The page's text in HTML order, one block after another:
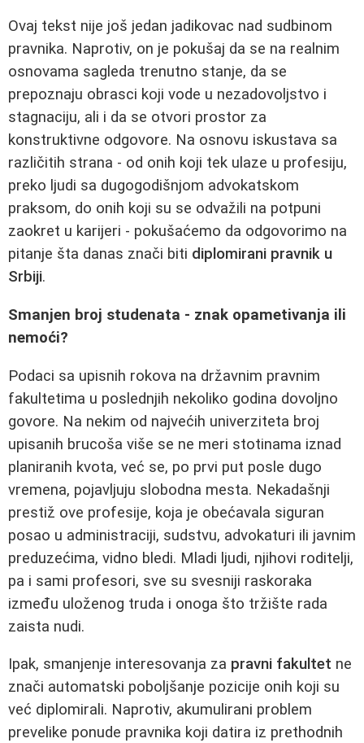
Ovaj tekst nije još jedan jadikovac nad sudbinom
pravnika. Naprotiv, on je pokušaj da se na realnim
osnovama sagleda trenutno stanje, da se
prepoznaju obrasci koji vode u nezadovoljstvo i
stagnaciju, ali i da se otvori prostor za
konstruktivne odgovore. Na osnovu iskustava sa
različitih strana - od onih koji tek ulaze u profesiju,
preko ljudi sa dugogodišnjom advokatskom
praksom, do onih koji su se odvažili na potpuni
zaokret u karijeri - pokušaćemo da odgovorimo na
pitanje šta danas znači biti diplomirani pravnik u
Srbiji.
Smanjen broj studenata - znak opametivanja ili
nemoći?
Podaci sa upisnih rokova na državnim pravnim
fakultetima u poslednjih nekoliko godina dovoljno
govore. Na nekim od najvećih univerziteta broj
upisanih brucoša više se ne meri stotinama iznad
planiranih kvota, već se, po prvi put posle dugo
vremena, pojavljuju slobodna mesta. Nekadašnji
prestiž ove profesije, koja je obećavala siguran
posao u administraciji, sudstvu, advokaturi ili javnim
preduzećima, vidno bledi. Mladi ljudi, njihovi roditelji,
pa i sami profesori, sve su svesniji raskoraka
između uloženog truda i onoga što tržište rada
zaista nudi.
Ipak, smanjenje interesovanja za pravni fakultet ne
znači automatski poboljšanje pozicije onih koji su
već diplomirali. Naprotiv, akumulirani problem
prevelike ponude pravnika koji datira iz prethodnih